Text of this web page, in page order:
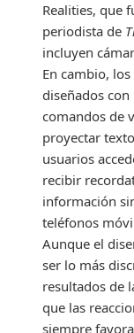
Realities, que
periodista de
incluyen
En cambio,
diseñados
comandos de
proyectar
usuarios
recibir
información
teléfonos
Aunque el
ser lo más
resultados de
que las
siempre